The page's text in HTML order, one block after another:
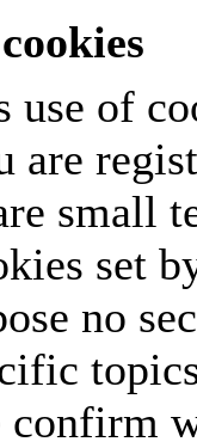
use of
small
set
no
confirm